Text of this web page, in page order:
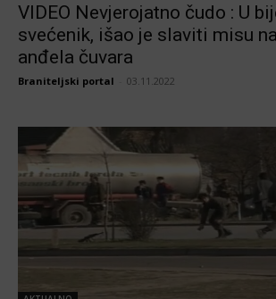
VIDEO Nevjerojatno čudo : U
svećenik, išao je slaviti misu
anđela čuvara
Braniteljski portal 03.11.2022